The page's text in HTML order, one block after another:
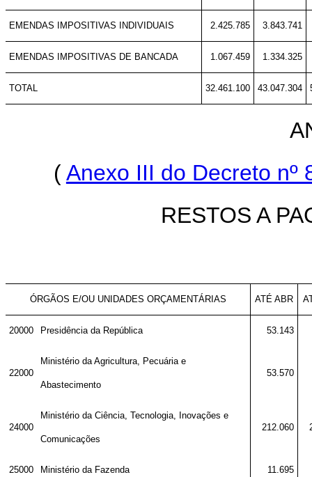
EMENDAS IMPOSITIVAS INDIVIDUAIS 2.425.785 3.843.741
EMENDAS IMPOSITIVAS DE BANCADA 1.067.459 1.334.325
TOTAL 32.461.100 43.047.304
(Anexo III do Decreto
RESTOS A
ÓRGÃOS E/OU UNIDADES ORÇAMENTÁRIAS ATÉ ABR
20000 Presidência da República 53.143
22000
Ministério da Agricultura, Pecuária e
Abastecimento
53.570
24000
Ministério da Ciência, Tecnologia, Inovações e
Comunicações
212.060
25000 Ministério da Fazenda 11.695